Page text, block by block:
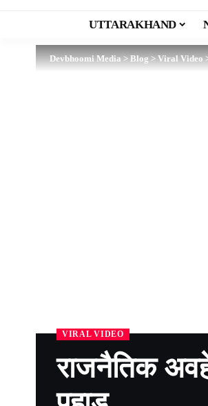
UTTARAKHAND
Devbhoomi Media>Blog>Viral Video
VIRAL VIDEO
राजनैतिक